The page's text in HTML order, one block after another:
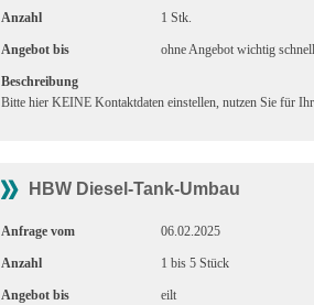
Anzahl 1 Stk.
Angebot bis ohne Angebot wichtig
Beschreibung
Bitte hier KEINE Kontaktdaten einstellen, nutzen Sie für
HBW Diesel-Tank-Umbau
Anfrage vom 06.02.2025
Anzahl 1 bis 5 Stück
Angebot bis eilt